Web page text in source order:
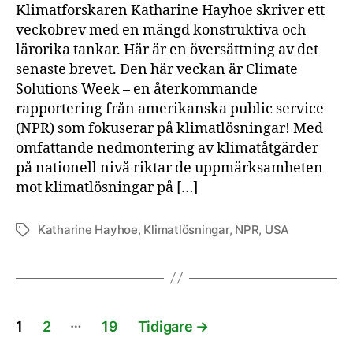
Klimatforskaren Katharine Hayhoe skriver ett
veckobrev med en mängd konstruktiva och
lärorika tankar. Här är en översättning av det
senaste brevet. Den här veckan är Climate
Solutions Week – en återkommande
rapportering från amerikanska public service
(NPR) som fokuserar på klimatlösningar! Med
omfattande nedmontering av klimatåtgärder
på nationell nivå riktar de uppmärksamheten
mot klimatlösningar på […]
EtiketterKatharine Hayhoe, Klimatlösningar, NPR, USA
Sidnumrering
1 2 … 19 Tidigare →